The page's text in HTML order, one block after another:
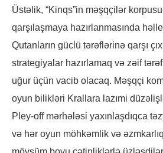
Üstəlik, “Kinqs”in məşqçilər
qarşılaşmaya hazırlanmasında
Qutanların güclü tərəflərinə qarşı
strategiyalar hazırlamaq və zəif
uğur üçün vacib olacaq. Məşqçi
oyun bilikləri Krallara lazımi
Pley-off mərhələsi yaxınlaşdıqca
və hər oyun möhkəmlik və